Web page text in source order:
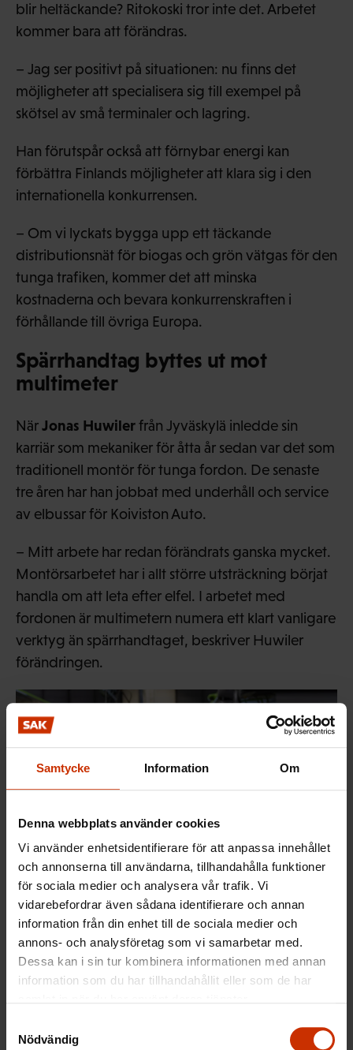
Samtycke Information Om
Denna webbplats använder cookies
Vi använder enhetsidentifierare för att anpassa innehållet
och annonserna till användarna, tillhandahålla funktioner
för sociala medier och analysera vår trafik. Vi
vidarebefordrar även sådana identifierare och annan
information från din enhet till de sociala medier och
annons- och analysföretag som vi samarbetar med.
Dessa kan i sin tur kombinera informationen med annan
information som du har tillhandahållit eller som de har
Nödvändig
blir heltäckande? Ritokoski tror inte det. Arbetet
kommer bara att förändras.
– Jag ser positivt på situationen: nu finns det
möjligheter att specialisera sig till exempel på
skötsel av små terminaler och lagring.
Han förutspår också att förnybar energi kan
förbättra Finlands möjligheter att klara sig i den
internationella konkurrensen.
– Om vi lyckats bygga upp ett täckande
distributionsnät för biogas och grön vätgas för den
tunga trafiken, kommer det att minska
kostnaderna och bevara konkurrenskraften i
förhållande till övriga Europa.
Spärrhandtag byttes ut mot
multimeter
NärJonas Huwilerfrån Jyväskylä inledde sin
karriär som mekaniker för åtta år sedan var det som
traditionell montör för tunga fordon. De senaste
tre åren har han jobbat med underhåll och service
av elbussar för Koiviston Auto.
– Mitt arbete har redan förändrats ganska mycket.
Montörsarbetet har i allt större utsträckning börjat
handla om att leta efter elfel. I arbetet med
fordonen är multimetern numera ett klart vanligare
verktyg än spärrhandtaget, beskriver Huwiler
förändringen.
Jonas Huwiler får intressanta yrkesmässiga utmaningar när
bussparken elektrifieras. Foto: Kristiina Kontoniemi
Arbetet har blivit allt mer krävande när bussparken
– Vi jobbar med livsfarlig spänning. Man måste